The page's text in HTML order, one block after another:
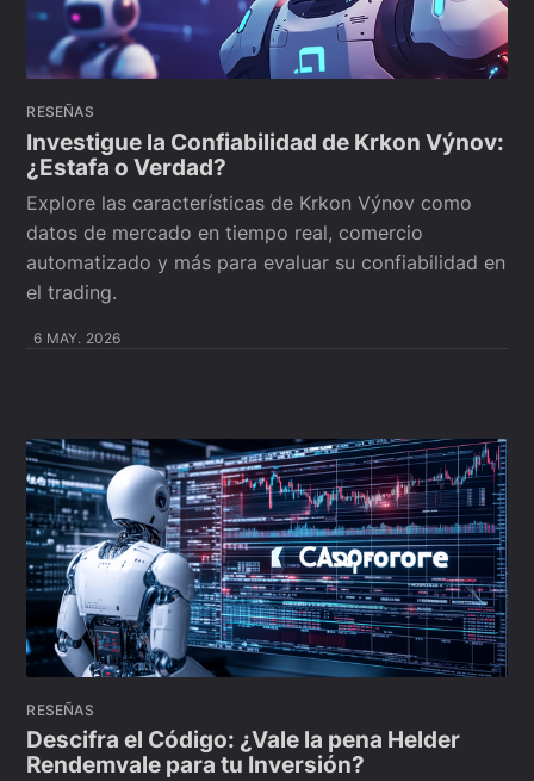
RESEÑAS
Investigue la Confiabilidad de Krkon Výnov:
¿Estafa o Verdad?
Explore las características de Krkon Výnov como
datos de mercado en tiempo real, comercio
automatizado y más para evaluar su confiabilidad en
el trading.
6 MAY. 2026
RESEÑAS
Descifra el Código: ¿Vale la pena Helder
Rendemvale para tu Inversión?